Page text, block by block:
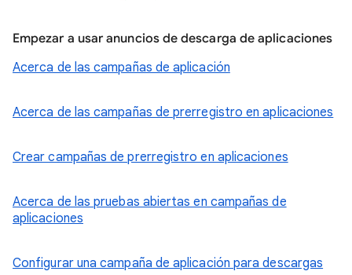
Empezar a usar anuncios de descarga de aplicaciones
Acerca de las campañas de aplicación
Acerca de las campañas de prerregistro en aplicaciones
Crear campañas de prerregistro en aplicaciones
Acerca de las pruebas abiertas en campañas de
aplicaciones
Configurar una campaña de aplicación para descargas